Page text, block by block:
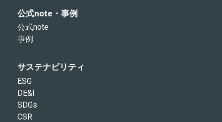
公式note・事例
公式note
事例
サステナビリティ
ESG
DE&I
SDGs
CSR